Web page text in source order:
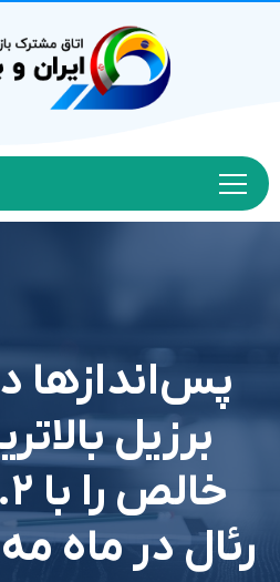
پس‌اندازها
برزیل
رئال در ماه